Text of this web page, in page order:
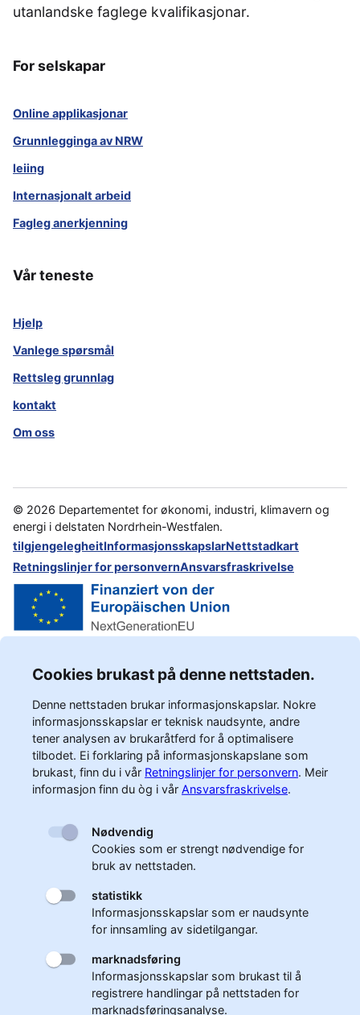
utanlandske faglege kvalifikasjonar.
For selskapar
Online applikasjonar
Grunnlegginga av NRW
leiing
Internasjonalt arbeid
Fagleg anerkjenning
Vår teneste
Hjelp
Vanlege spørsmål
Rettsleg grunnlag
kontakt
Om oss
© 2026 Departementet for økonomi, industri, klimavern og
energi i delstaten Nordrhein-Westfalen.
tilgjengelegheitInformasjonsskapslarNettstadkart
Retningslinjer for personvernAnsvarsfraskrivelse
Cookies brukast på denne nettstaden.
Denne nettstaden brukar informasjonskapslar. Nokre
informasjonsskapslar er teknisk naudsynte, andre
tener analysen av brukaråtferd for å optimalisere
tilbodet. Ei forklaring på informasjonskapslane som
brukast, finn du i vår Retningslinjer for personvern. Meir
informasjon finn du òg i vår Ansvarsfraskrivelse.
Nødvendig
Cookies som er strengt nødvendige for
bruk av nettstaden.
statistikk
Informasjonsskapslar som er naudsynte
for innsamling av sidetilgangar.
marknadsføring
Informasjonsskapslar som brukast til å
registrere handlingar på nettstaden for
marknadsføringsanalyse.